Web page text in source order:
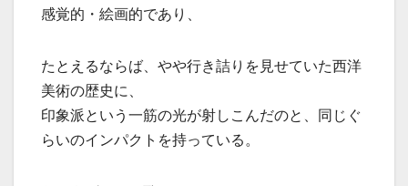
感覚的・絵画的であり、
たとえるならば、やや行き詰りを見せていた西洋
美術の歴史に、
印象派という一筋の光が射しこんだのと、同じぐ
らいのインパクトを持っている。